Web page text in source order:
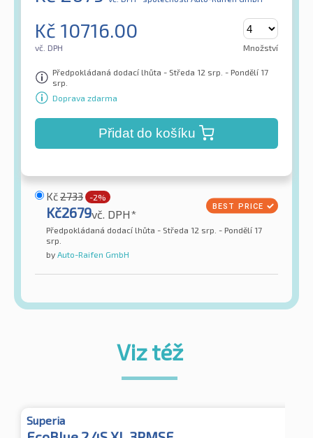
Kč 10716.00
vč. DPH Množství
Předpokládaná dodací lhůta - Středa 12 srp. - Pondělí 17
srp.
Doprava zdarma
Přidat do košíku
Kč2733 -2%
Kč2679vč. DPH*
Předpokládaná dodací lhůta - Středa 12 srp. - Pondělí 17
srp.
by Auto-Raifen GmbH
Viz též
Superia